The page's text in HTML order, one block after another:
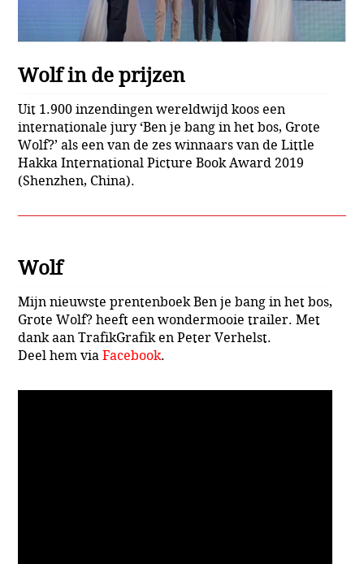
Wolf in de prijzen
Uit 1.900 inzendingen wereldwijd koos een
internationale jury ‘Ben je bang in het bos, Grote
Wolf?’ als een van de zes winnaars van de Little
Hakka International Picture Book Award 2019
(Shenzhen, China).
Wolf
Mijn nieuwste prentenboek Ben je bang in het bos,
Grote Wolf? heeft een wondermooie trailer. Met
dank aan TrafikGrafik en Peter Verhelst.
Deel hem via Facebook.